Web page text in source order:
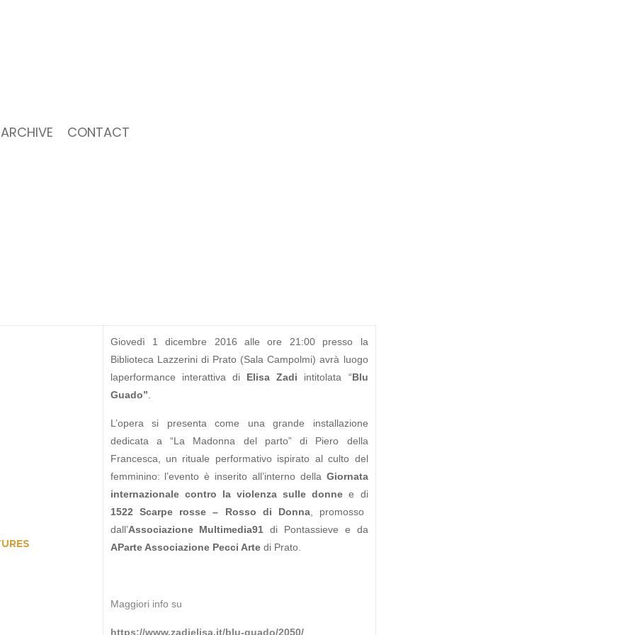
ARCHIVE CONTACT
Giovedì 1 dicembre 2016 alle ore 21:00 presso la
Biblioteca Lazzerini di Prato (Sala Campolmi) avrà luogo
laperformance interattiva di Elisa Zadi intitolata “Blu
Guado”
L’opera si presenta come una grande installazione
dedicata a “La Madonna del parto” di Piero della
Francesca, un rituale performativo ispirato al culto del
femminino: l’evento è inserito all’interno della Giornata
internazionale contro la violenza sulle donne e di
1522 Scarpe rosse – Rosso di Donna , promosso
dall’Associazione Multimedia91 di Pontassieve e da
AParte Associazione Pecci Artedi Prato.
Maggiori info su
https://www.zadielisa.it/blu-guado/2050/